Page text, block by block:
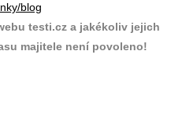
blog
testi.cz a jakékoliv jejich
majitele není povoleno!